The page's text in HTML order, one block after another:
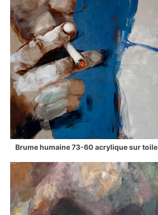
Brume humaine 73-60 acrylique sur toile